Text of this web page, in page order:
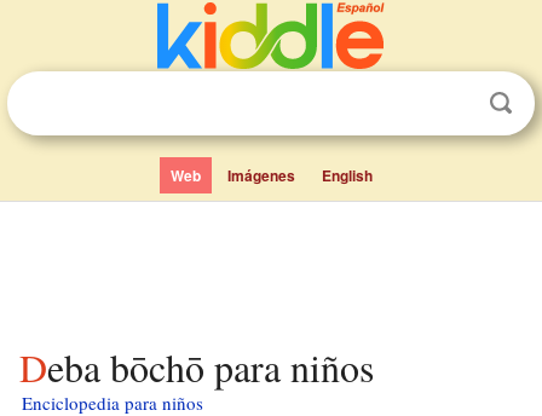
Web Imágenes English
Deba bōchō para niños
Enciclopedia para niños